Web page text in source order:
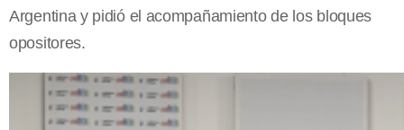
Argentina y pidió el acompañamiento de los bloques
opositores.